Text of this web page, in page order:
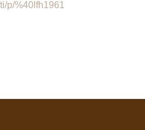
p/%40lfh1961